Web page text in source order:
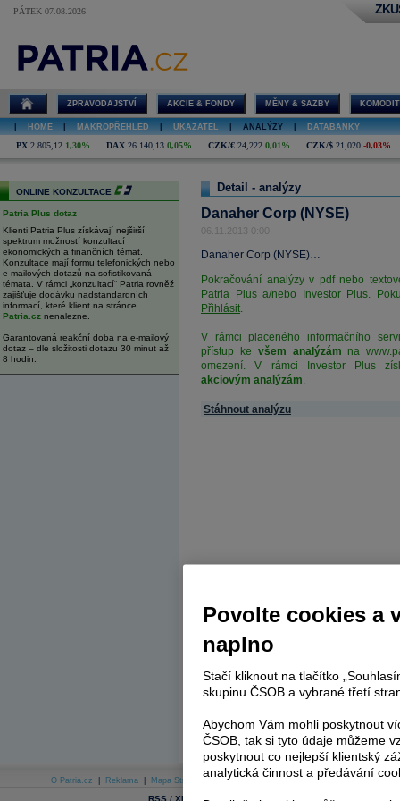
PÁTEK 07.08.2026
(NYSE)
ZPRAVODAJSTVÍ AKCIE & FONDY MĚNY & SAZBY
HOME MAKROPŘEHLED UKAZATEL ANALÝZY DATABANKY
PX 2 805,12 1,30% DAX 26 140,13 0,05% CZK/€ 24,222 0,01% CZK/$ 21,020 -0,03%
ONLINE KONZULTACE
Patria Plus dotaz
Klienti Patria Plus získávají nejširší
spektrum možností konzultací
ekonomických a finančních témat.
Konzultace mají formu telefonických nebo
e-mailových dotazů na sofistikovaná
témata. V rámci „konzultací“ Patria rovněž
zajišťuje dodávku nadstandardních
informací, které klient na stránce
Patria.cz nenalezne.
Garantovaná reakční doba na e-mailový
dotaz – dle složitosti dotazu 30 minut až
8 hodin.
Detail - analýzy
Danaher Corp (NYSE)
06.11.2013 0:00
Danaher Corp (NYSE)…
Pokračování analýzy v pdf nebo
Patria Plusa/nebo Investor Plus.
Přihlásit.
V rámci placeného informačního
přístup ke všem analýzám na
omezení. V rámci Investor Plus
akciovým analýzám.
Stáhnout analýzu
O Patria.cz Reklama Mapa Stránek Skupina Patria Kariéra v Patrii
RSS / XML E-mail newsletter SMS
Povolte cookies a
naplno
Stačí kliknout na tlačítko
skupinu ČSOB a vybrané třetí
Abychom Vám mohli poskytnout
ČSOB, tak si tyto údaje můžeme
poskytnout co nejlepší klientský
analytická činnost a předávání